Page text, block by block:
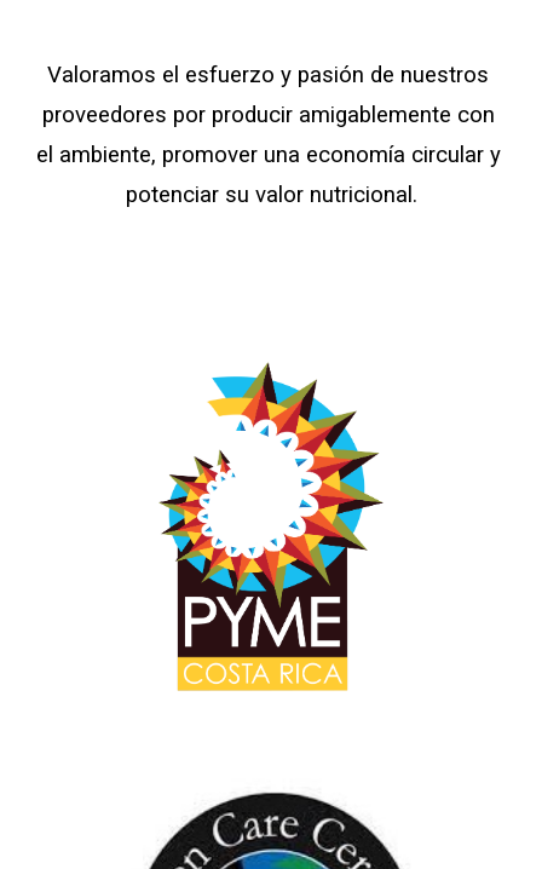
Valoramos el esfuerzo y pasión de nuestros
proveedores por producir amigablemente con
el ambiente, promover una economía circular y
potenciar su valor nutricional.